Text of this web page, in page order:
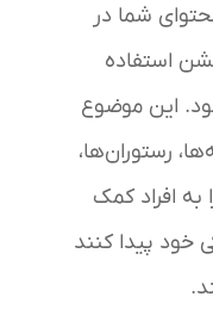
شما در
استفاده
این موضوع
رستوران‌ها،
به افراد کمک
خود پیدا کنند